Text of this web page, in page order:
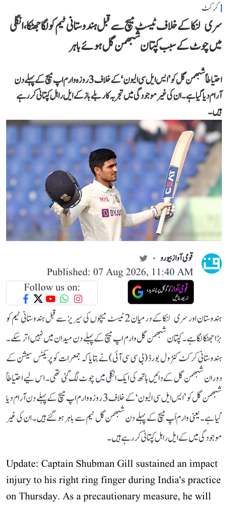
کرکٹ
سری لنکا کے خلاف ٹیسٹ میچ سے قبل ہندوستانی ٹیم کو لگا جھٹکا، انگلی
میں چوٹ کے سبب کپتان شبھمن گل ہوئے باہر
احتیاطاً شبھمن گل کو ’ایس ایل سی الیون‘ کے خلاف 3 روزہ وارم اپ میچ کے پہلے دن
آرام دیا گیا ہے۔ ان کی غیر موجودگی میں تجربہ کار بلے باز کے ایل راہل کپتانی کر رہے
ہیں۔
قومی آواز بیورو
Published: 07 Aug 2026, 11:40 AM
Follow us on:
ہندوستان اور سری لنکا کے درمیان 2 ٹیسٹ میچوں کی سیریز سے قبل ہندوستانی ٹیم کو
بڑا جھٹکا لگا ہے۔ کپتان شبھمن گل وارم اپ میچ کے پہلے دن میدان میں نہیں اتر سکے۔
ہندوستانی کرکٹ کنٹرول بورڈ (بی سی سی آئی) نے بتایا کہ جمعرات کو پریکٹس سیشن کے
دوران شبھمن گل کے دائیں ہاتھ کی ایک انگلی میں چوٹ لگ گئی تھی۔ اس لیے احتیاطاً
شبھمن گل کو ’ایس ایل سی الیون‘ کے خلاف 3 روزہ وارم اپ میچ کے پہلے دن آرام دیا
گیا ہے۔ یعنی وارم اَپ میچ کے پہلے دن شبھمن گل ٹیم سے باہر ہو گئے ہیں۔ ان کی غیر
موجودگی میں کے ایل راہل کپتانی کر رہے ہیں۔
Update: Captain Shubman Gill sustained an impact
injury to his right ring finger during India's practice
on Thursday. As a precautionary measure, he will